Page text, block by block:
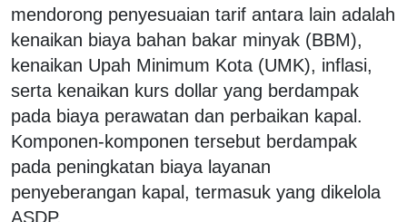
mendorong penyesuaian tarif antara lain adalah
kenaikan biaya bahan bakar minyak (BBM),
kenaikan Upah Minimum Kota (UMK), inflasi,
serta kenaikan kurs dollar yang berdampak
pada biaya perawatan dan perbaikan kapal.
Komponen-komponen tersebut berdampak
pada peningkatan biaya layanan
penyeberangan kapal, termasuk yang dikelola
ASDP.